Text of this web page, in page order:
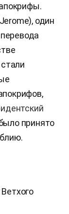
один
принято